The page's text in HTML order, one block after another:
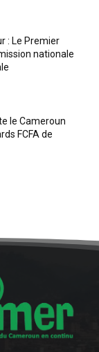
: Le Premier
nationale
le Cameroun
FCFA de